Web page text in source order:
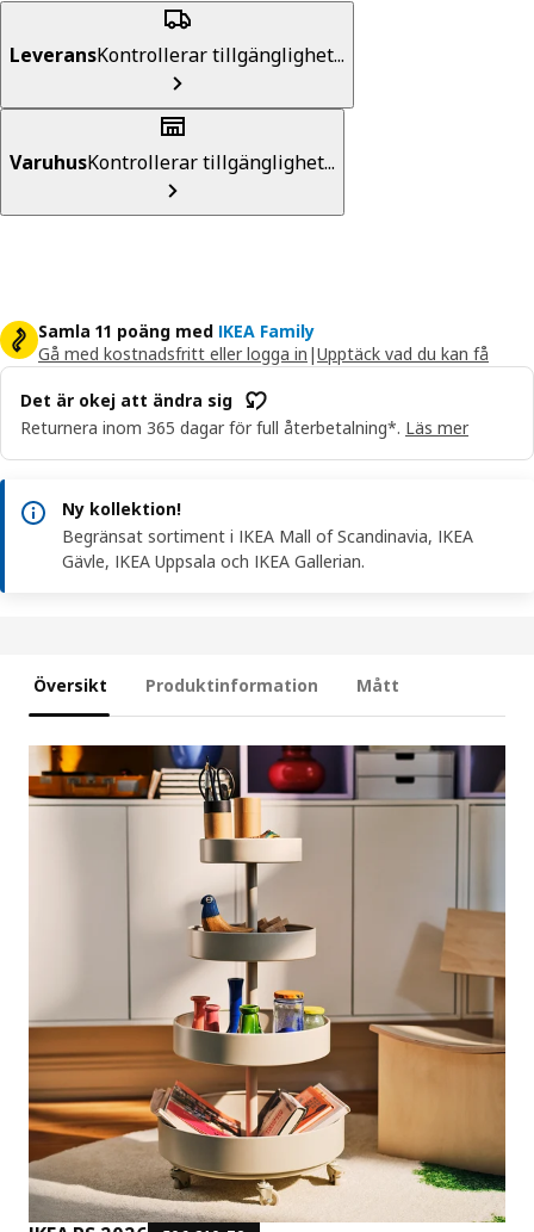
LeveransKontrollerar tillgänglighet...
VaruhusKontrollerar tillgänglighet...
Samla 11 poäng med IKEA Family
Gå med kostnadsfritt eller logga in |Upptäck vad du kan få
Det är okej att ändra sig
Returnera inom 365 dagar för full återbetalning*. Läs mer
Ny kollektion!
Begränsat sortiment i IKEA Mall of Scandinavia, IKEA
Gävle, IKEA Uppsala och IKEA Gallerian.
Översikt Produktinformation Mått